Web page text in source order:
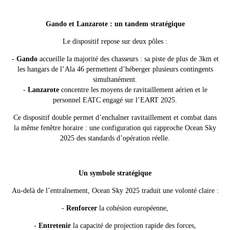
Gando et Lanzarote : un tandem stratégique
Le dispositif repose sur deux pôles :
-Gandoaccueille la majorité des chasseurs : sa piste de plus de 3km et
les hangars de l’Ala 46 permettent d’héberger plusieurs contingents
simultanément.
-Lanzaroteconcentre les moyens de ravitaillement aérien et le
personnel EATC engagé sur l’EART 2025.
Ce dispositif double permet d’enchaîner ravitaillement et combat dans
la même fenêtre horaire : une configuration qui rapproche Ocean Sky
2025 des standards d’opération réelle.
Un symbole stratégique
Au-delà de l’entraînement, Ocean Sky 2025 traduit une volonté claire :
- Renforcer la cohésion européenne,
- Entretenir la capacité de projection rapide des forces,